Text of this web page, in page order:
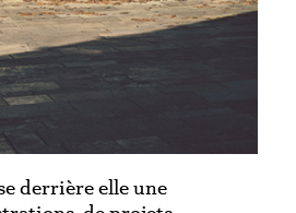
derrière elle une